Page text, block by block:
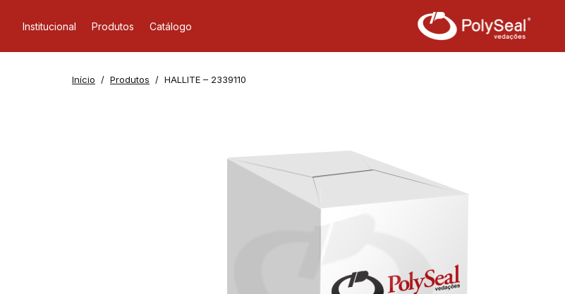
Institucional Produtos Catálogo
Início Produtos HALLITE – 2339110